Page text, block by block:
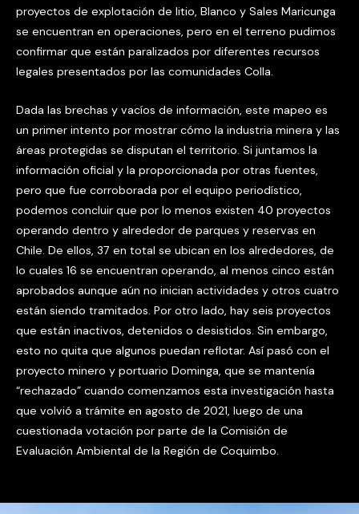
proyectos de explotación de litio, Blanco y Sales Maricunga
se encuentran en operaciones, pero en el terreno pudimos
confirmar que están paralizados por diferentes recursos
legales presentados por las comunidades Colla.
Dada las brechas y vacíos de información, este mapeo es
un primer intento por mostrar cómo la industria minera y las
áreas protegidas se disputan el territorio. Si juntamos la
información oficial y la proporcionada por otras fuentes,
pero que fue corroborada por el equipo periodístico,
podemos concluir que por lo menos existen 40 proyectos
operando dentro y alrededor de parques y reservas en
Chile. De ellos, 37 en total se ubican en los alrededores, de
lo cuales 16 se encuentran operando, al menos cinco están
aprobados aunque aún no inician actividades y otros cuatro
están siendo tramitados. Por otro lado, hay seis proyectos
que están inactivos, detenidos o desistidos. Sin embargo,
esto no quita que algunos puedan reflotar. Así pasó con el
proyecto minero y portuario Dominga, que se mantenía
“rechazado” cuando comenzamos esta investigación hasta
que volvió a trámite en agosto de 2021, luego de una
cuestionada votación por parte de la Comisión de
Evaluación Ambiental de la Región de Coquimbo.